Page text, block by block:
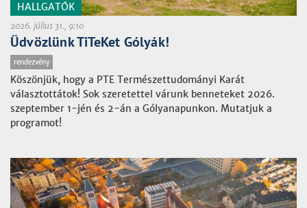
HALLGATÓK
2026. július 31., 9:10
Üdvözlünk TiTeKet Gólyák!
rendezvény
Köszönjük, hogy a PTE Természettudományi Karát
választottátok! Sok szeretettel várunk benneteket 2026.
szeptember 1-jén és 2-án a Gólyanapunkon. Mutatjuk a
programot!